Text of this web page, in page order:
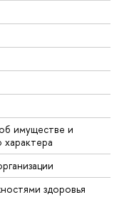
имуществе и
характера
здоровья